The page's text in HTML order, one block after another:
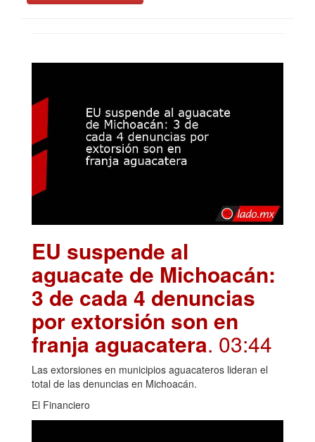
EU suspende al
aguacate de Michoacán:
3 de cada 4 denuncias
por extorsión son en
franja aguacatera. 03:44
Las extorsiones en municipios aguacateros lideran el
total de las denuncias en Michoacán.
El Financiero